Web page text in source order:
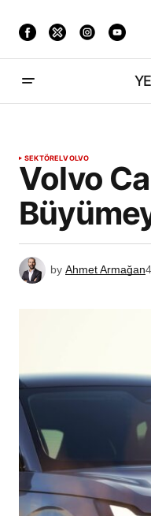
SEKTÖRELVOLVO
Volvo
by Ahmet Armağan